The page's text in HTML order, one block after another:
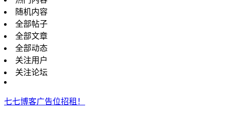
随机内容
全部帖子
全部文章
全部动态
关注用户
关注论坛
七七博客广告位招租！